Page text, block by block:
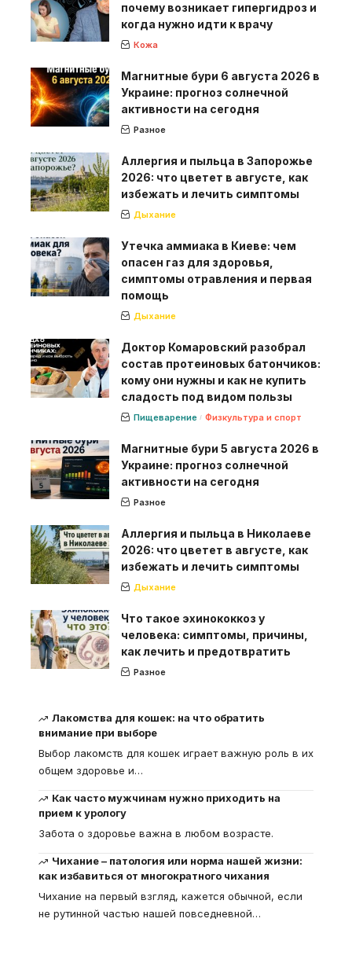
почему возникает гипергидроз и
когда нужно идти к врачу
Кожа
Магнитные бури 6 августа 2026 в
Украине: прогноз солнечной
активности на сегодня
Разное
Аллергия и пыльца в Запорожье
2026: что цветет в августе, как
избежать и лечить симптомы
Дыхание
Утечка аммиака в Киеве: чем
опасен газ для здоровья,
симптомы отравления и первая
помощь
Дыхание
Доктор Комаровский разобрал
состав протеиновых батончиков:
кому они нужны и как не купить
сладость под видом пользы
Пищеварение Физкультура и спорт
Магнитные бури 5 августа 2026 в
Украине: прогноз солнечной
активности на сегодня
Разное
Аллергия и пыльца в Николаеве
2026: что цветет в августе, как
избежать и лечить симптомы
Дыхание
Что такое эхинококкоз у
человека: симптомы, причины,
как лечить и предотвратить
Разное
Лакомства для кошек: на что обратить
внимание при выборе
Выбор лакомств для кошек играет важную роль в их
общем здоровье и…
Как часто мужчинам нужно приходить на
прием к урологу
Забота о здоровье важна в любом возрасте.
Чихание – патология или норма нашей жизни:
как избавиться от многократного чихания
Чихание на первый взгляд, кажется обычной, если
не рутинной частью нашей повседневной…